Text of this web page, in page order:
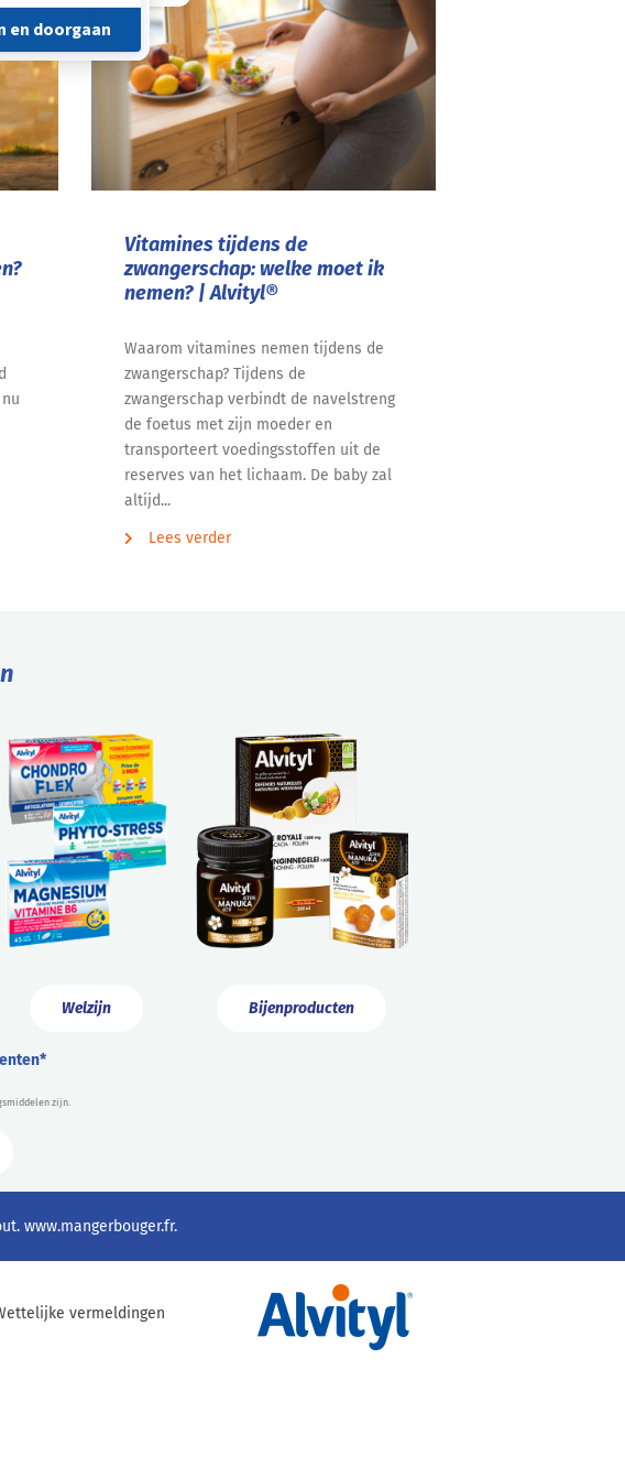
Vitamines tijdens de
zwangerschap: welke moet ik
nemen? | Alvityl®
Waarom vitamines nemen tijdens de
zwangerschap? Tijdens de
zwangerschap verbindt de navelstreng
de foetus met zijn moeder en
transporteert voedingsstoffen uit de
reserves van het lichaam. De baby zal
altijd...
Lees verder
Welzijn Bijenproducten
zijn.
www.mangerbouger.fr.
vermeldingen